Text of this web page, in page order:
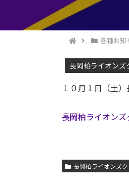
各種お知
長岡柏ライオンズ
１０月１日（土
長岡柏ライオンズ
長岡柏ライオンズ